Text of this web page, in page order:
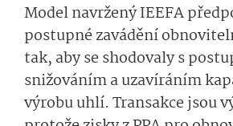
Model navržený IEEFA
postupné zavádění
tak, aby se shodovaly s
snižováním a uzavíráním
výrobu uhlí. Transakce jsou